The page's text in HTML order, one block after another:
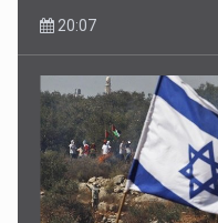
Ərdoğana sui-qəsd
20:07